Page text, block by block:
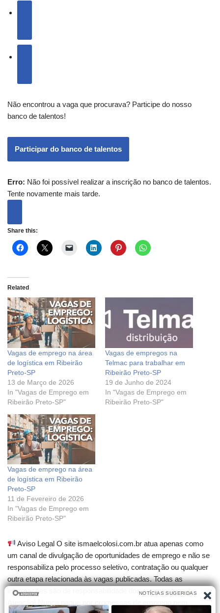
Não encontrou a vaga que procurava? Participe do nosso
banco de talentos!
Participar do banco de talentos
Erro: Não foi possível realizar a inscrição no banco de talentos.
Tente novamente mais tarde.
Share this:
Related
Vagas de emprego na área
de logística em Ribeirão
Preto-SP
13 de Março de 2026
In "Vagas de Emprego em
Ribeirão Preto-SP"
Vagas de empregos na
Telmac para trabalhar em
Ribeirão Preto-SP
19 de Junho de 2024
In "Vagas de Emprego em
Ribeirão Preto-SP"
Vagas de emprego na área
de logística em Ribeirão
Preto-SP
11 de Fevereiro de 2026
In "Vagas de Emprego em
Ribeirão Preto-SP"
Aviso Legal O site ismaelcolosi.com.br atua apenas como
um canal de divulgação de oportunidades de emprego e não se
responsabiliza pelo processo seletivo, contratação ou qualquer
outra etapa relacionada às vagas publicadas. Todas as
informações são de responsabilidade dos anunciantes.